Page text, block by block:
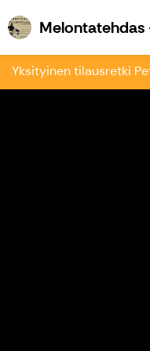
Melontatehdas
Yksityinen tilausretki